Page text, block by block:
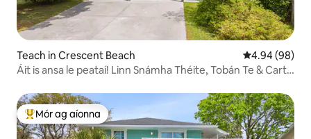
Teach in Crescent Beach Meánrátáil
4.94 (98)
Áit is ansa le peataí! Linn Snámha Théite, Tobán Te & Cart
An-mhór ag aíonna
Mór ag aíonna